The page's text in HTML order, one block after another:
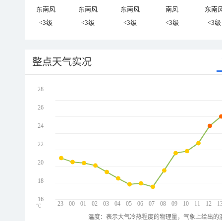
东南风 东南风 东南风 南风
东南
<3级
<3级 <3级 <3级 <3级
整点天气实况
23 00 01 02 03 04 05 06 07 08 09 10 11 12
28
26
24
22
20
18
16
℃
温度：表示大气冷热程度的物理量，气象上给出